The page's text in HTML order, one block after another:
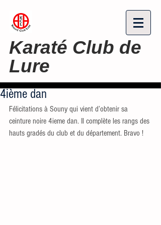
Karaté Club de
Lure
4ième dan
Félicitations à Souny qui vient d’obtenir sa
ceinture noire 4ieme dan. Il complète les rangs des
hauts gradés du club et du département. Bravo !